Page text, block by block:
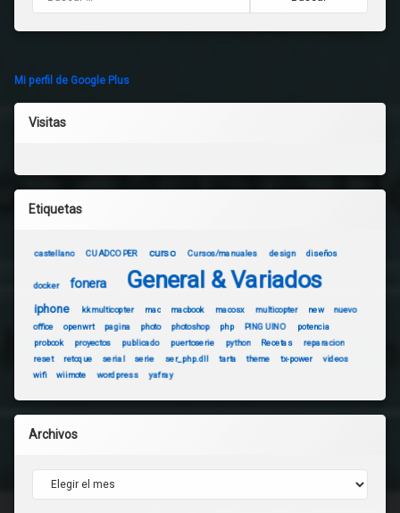
Mi perfil de Google Plus
Visitas
Etiquetas
castellano CUADCOPER curso Cursos/manuales design diseños
docker fonera General & Variados
iphone kkmulticopter mac macbook macosx multicopter new
nuevo
office
openwrt pagina photo photoshop php PINGUINO
potencia
probook
proyectos publicado puertoserie python Recetas
reparacion
reset
retoque serial serie ser_php.dll tarta theme tx-power
videos
wifi
wiimote wordpress yafray
Archivos
Archivos